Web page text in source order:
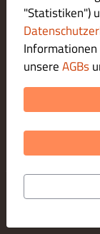
Cookie-
Kontaktiere uns
Allgemeine
Impressum
ZAHLUNGSARTEN
© 2026 Ristorante
Online
"Statistiken")
unsereAGBs